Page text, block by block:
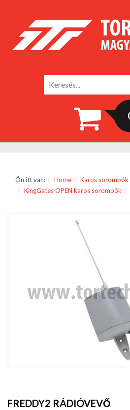
Ön itt van: Home
Karos sorompók
KingGates OPEN karos sorompók
FREDDY2 RÁDIÓVEVŐ